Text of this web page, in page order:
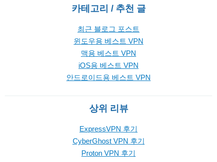
카테고리 / 추천 글
최근 블로그 포스트
윈도우용 베스트 VPN
맥용 베스트 VPN
iOS용 베스트 VPN
안드로이드용 베스트 VPN
상위 리뷰
ExpressVPN 후기
CyberGhost VPN 후기
Proton VPN 후기